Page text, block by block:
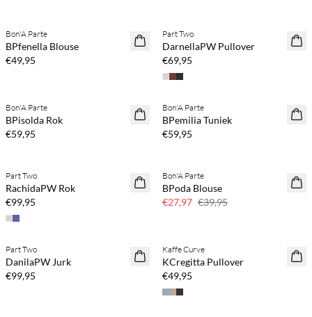
NEWS
Bon'A Parte
BPfenella Blouse
€49,95
NEWS
Part Two
DarnellaPW Pullover
€69,95
NEWS
Bon'A Parte
BPisolda Rok
€59,95
NEWS
Koop min. 2 & bespaar 20%
Bon'A Parte
BPemilia Tuniek
€59,95
NEWS
Part Two
RachidaPW Rok
€99,95
SAVE20
Bon'A Parte
BPoda Blouse
€27,97 €39,95
NEWS
Koop min. 2 & bespaar 20%
Part Two
DanilaPW Jurk
€99,95
NEWS
Kaffe Curve
KCregitta Pullover
€49,95